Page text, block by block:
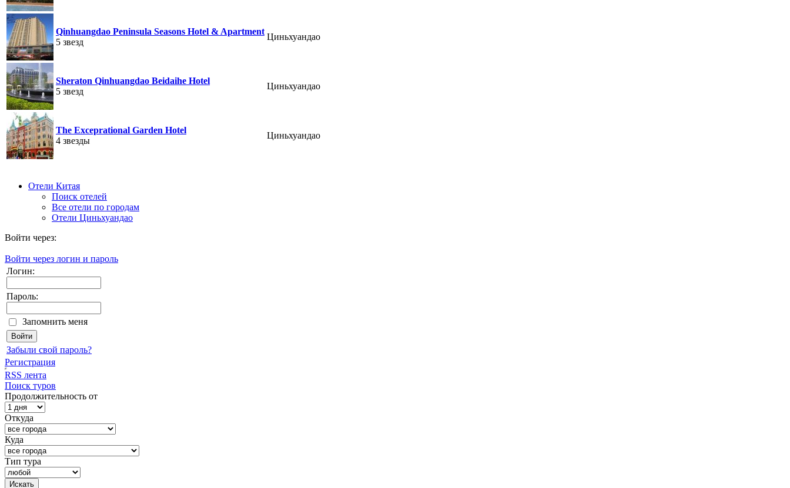
Qinhuangdao Peninsula Seasons Hotel & Apartment
5 звезд
Циньхуандао
Sheraton Qinhuangdao Beidaihe Hotel
5 звезд
Циньхуандао
The Exceprational Garden Hotel
4 звезды
Циньхуандао
Отели Китая
Поиск отелей
Все отели по городам
Отели Циньхуандао
Войти через:
Войти через логин и пароль
Логин:
Пароль:
Запомнить меня
Забыли свой пароль?
Регистрация
RSS лента
Поиск туров
Продолжительность от
Откуда
Куда
Тип тура